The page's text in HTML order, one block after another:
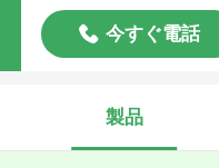
今すぐ電話
製品